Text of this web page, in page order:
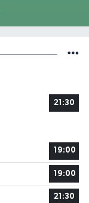
21:30
19:00
19:00
21:30